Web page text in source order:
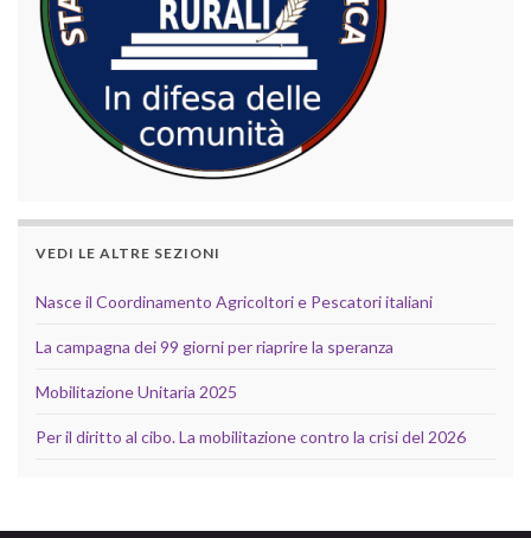
VEDI LE ALTRE SEZIONI
Nasce il Coordinamento Agricoltori e Pescatori italiani
La campagna dei 99 giorni per riaprire la speranza
Mobilitazione Unitaria 2025
Per il diritto al cibo. La mobilitazione contro la crisi del 2026